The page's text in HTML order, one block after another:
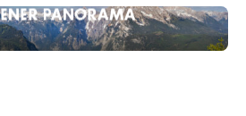
PANORAMA